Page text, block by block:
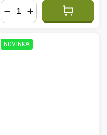
NOVINKA